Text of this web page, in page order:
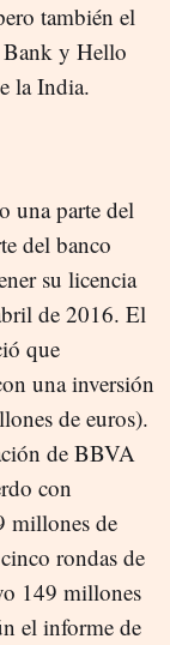
también el
Bank y Hello
la India.
una parte del
del banco
su licencia
de 2016. El
que
una inversión
de euros).
de BBVA
con
millones de
rondas de
149 millones
el informe de